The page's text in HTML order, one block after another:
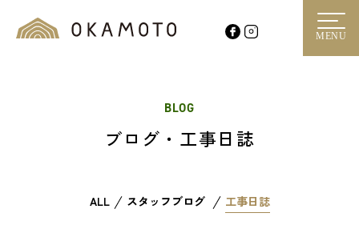
MENU
BLOG
ブログ・工事日誌
ALL スタッフブログ 工事日誌